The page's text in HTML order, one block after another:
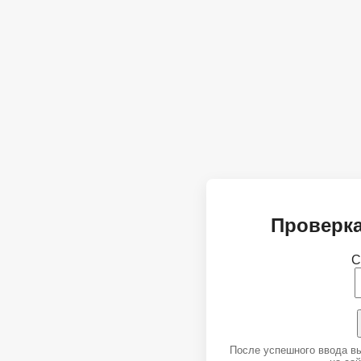
После успешного ввода